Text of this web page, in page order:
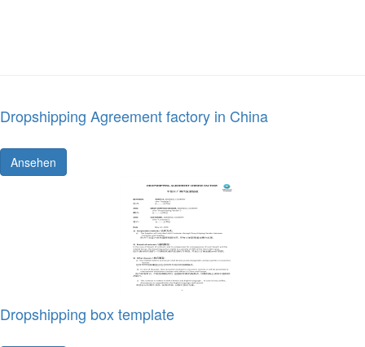
Dropshipping Agreement factory in China
Ansehen
Dropshipping box template